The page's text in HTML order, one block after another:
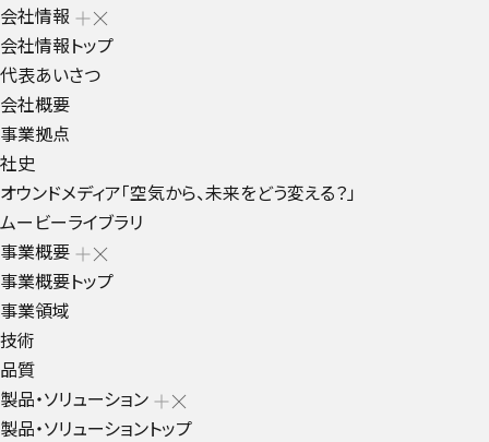
会社情報
会社情報トップ
代表あいさつ
会社概要
事業拠点
社史
オウンドメディア「空気から、未来をどう変える？」
ムービーライブラリ
事業概要
事業概要トップ
事業領域
技術
品質
製品・ソリューション
製品・ソリューショントップ